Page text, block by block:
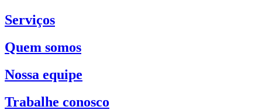
Serviços
Quem somos
Nossa equipe
Trabalhe conosco